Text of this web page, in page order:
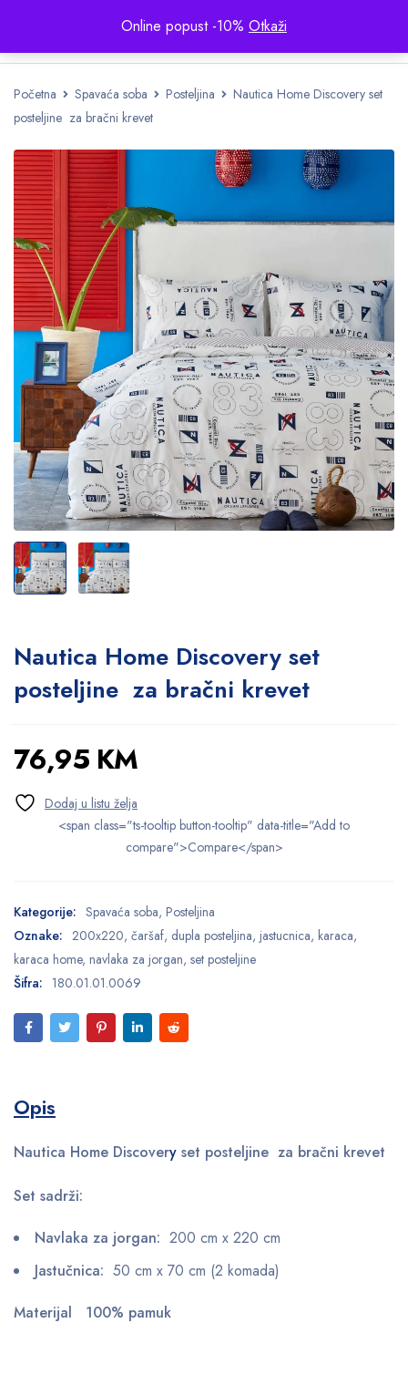
Online popust -10% Otkaži
Početna Spavaća soba Posteljina
Nautica Home Discovery set
posteljine za bračni krevet
Nautica Home Discovery set
posteljine za bračni krevet
76,95 KM
<span class="ts-tooltip button-tooltip" data-title="Add to
compare">Compare</span>
Kategorije: Spavaća soba, Posteljina
Oznake: 200x220, čaršaf, dupla posteljina, jastucnica, karaca,
karaca home, navlaka za jorgan, set posteljine
Šifra: 180.01.01.0069
Opis
Nautica Home Discovery set posteljine za bračni krevet
Set sadrži:
Navlaka za jorgan: 200 cm x 220 cm
Jastučnica: 50 cm x 70 cm (2 komada)
Materijal 100% pamuk